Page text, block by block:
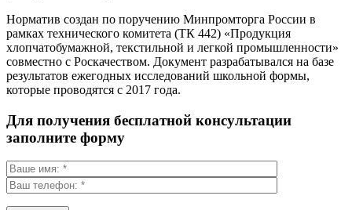
Норматив создан по поручению Минпромторга России в
рамках технического комитета (ТК 442) «Продукция
хлопчатобумажной, текстильной и легкой промышленности»
совместно с Роскачеством. Документ разрабатывался на базе
результатов ежегодных исследований школьной формы,
которые проводятся с 2017 года.
Для получения бесплатной консультации
заполните форму